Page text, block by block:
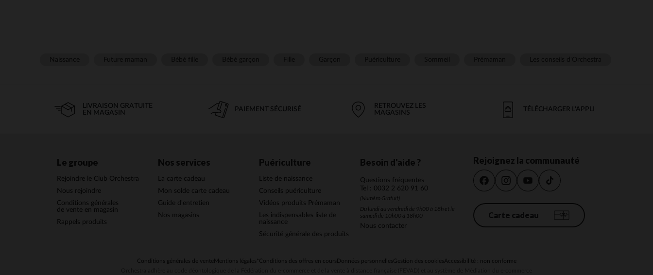
LIVRAISON GRATUITE
EN MAGASIN
PAIEMENT SÉCURISÉ
RETROUVEZ LES
MAGASINS
TÉLÉCHARGER L'APPLI
Le groupe
Rejoindre le Club Orchestra
Nous rejoindre
Conditions générales
de vente en magasin
Rappels produits
Nos services
La carte cadeau
Mon solde carte cadeau
Guide d'entretien
Nos magasins
Puériculture
Liste de naissance
Conseils puériculture
Vidéos produits Prémaman
Les indispensables liste de
naissance
Sécurité générale des produits
Besoin d'aide ?
Questions fréquentes
Tel : 0032 2 620 91 60
(Numéro Gratuit)
Du lundi au vendredi de 9h00 à 18h et le
samedi de 10h00 à 18h00
Nous contacter
Rejoignez la communauté
Carte cadeau
Conditions générales de venteMentions légales *Conditions des offres en cours Données personnellesGestion des cookiesAccessibilité : non conforme